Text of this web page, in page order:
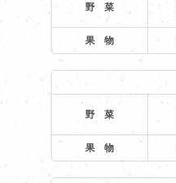
野 菜
果 物
野 菜
果 物